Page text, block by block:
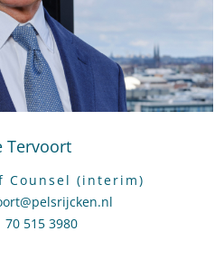
Tervoort
Counsel (interim)
e-mail naar Arie Tervoort
Arie Tervoort
70 515 3980